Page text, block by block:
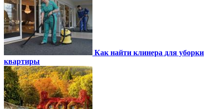
Как найти клинера для уборки
квартиры